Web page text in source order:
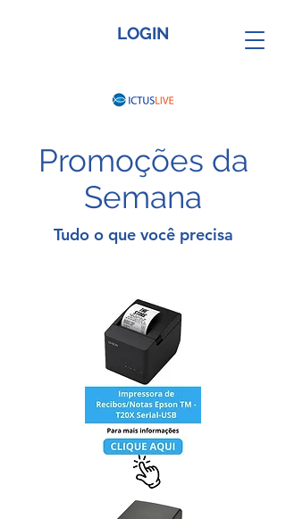
LOGIN
Promoções da
Semana
Tudo o que você precisa